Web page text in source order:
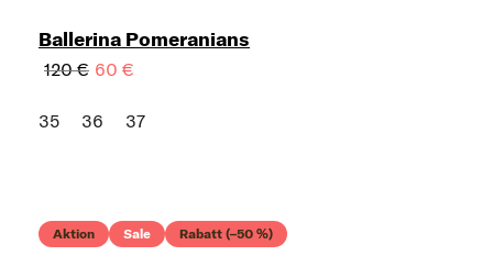
Ballerina Pomeranians
120 € 60 €
35 36 37
Aktion Sale Rabatt (–50 %)